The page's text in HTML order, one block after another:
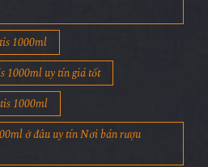
1000ml
1000ml uy tín giá tốt
1000ml
ở đâu uy tín Nơi bán rượu